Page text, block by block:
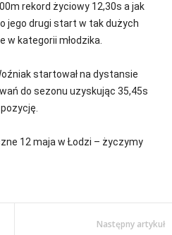
rekord życiowy 12,30s a jak
jego drugi start w tak dużych
w kategorii młodzika.
startował na dystansie
do sezonu uzyskując 35,45s
12 maja w Łodzi – życzymy
Następny artykuł